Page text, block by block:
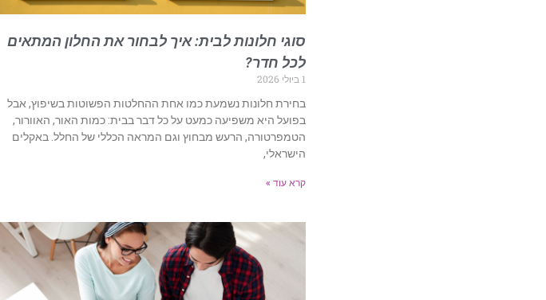
סוגי חלונות לבית: איך לבחור את החלון המתאים
לכל חדר?
1 ביולי 2026
בחירת חלונות נשמעת כמו אחת ההחלטות הפשוטות בשיפוץ, אבל
בפועל היא משפיעה כמעט על כל דבר בבית: כמות האור, האוורור,
הטמפרטורה, הרעש מבחוץ וגם המראה הכללי של החלל. באקלים
הישראלי,
קרא עוד »